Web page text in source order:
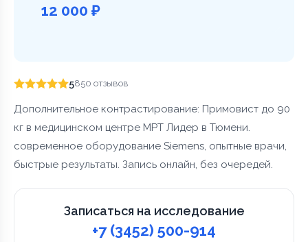
12 000 ₽
5850 отзывов
Дополнительное контрастирование: Примовист до 90
кг в медицинском центре МРТ Лидер в Тюмени.
современное оборудование Siemens, опытные врачи,
быстрые результаты. Запись онлайн, без очередей.
Записаться на исследование
+7 (3452) 500-914